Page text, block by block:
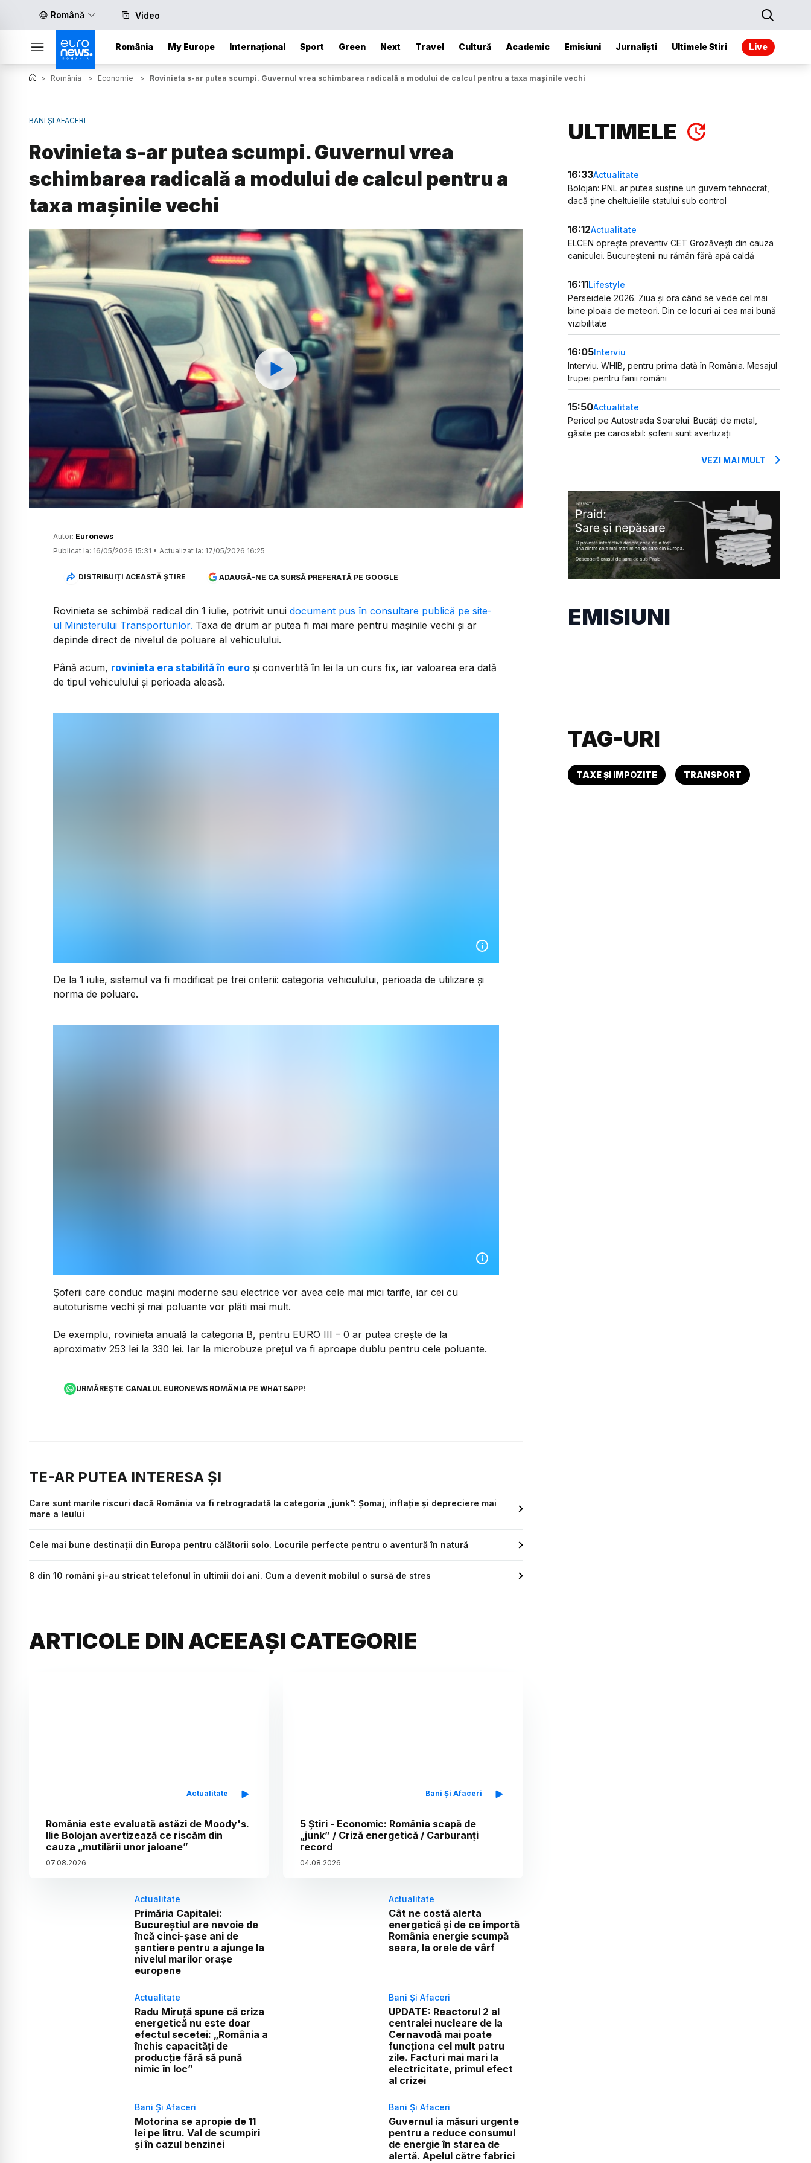
Română Video
România My Europe Internațional Sport Green Next Travel Cultură Academic Emisiuni Jurnaliști Ultimele Stiri Live
> România > Economie > Rovinieta s-ar putea scumpi. Guvernul vrea schimbarea radicală a modului de calcul pentru a taxa mașinile vechi
BANI ȘI AFACERI
Rovinieta s-ar putea scumpi. Guvernul vrea
schimbarea radicală a modului de calcul pentru a
taxa mașinile vechi
Watch
Autor: Euronews
Publicat la: 16/05/2026 15:31 • Actualizat la: 17/05/2026 16:25
DISTRIBUIȚI ACEASTĂ ȘTIRE ADAUGĂ-NE CA SURSĂ PREFERATĂ PE GOOGLE
Rovinieta se schimbă radical din 1 iulie, potrivit unui document pus în consultare publică pe site-
ul Ministerului Transporturilor. Taxa de drum ar putea fi mai mare pentru mașinile vechi și ar
depinde direct de nivelul de poluare al vehiculului.
Până acum, rovinieta era stabilită în euro și convertită în lei la un curs fix, iar valoarea era dată
de tipul vehiculului și perioada aleasă.
De la 1 iulie, sistemul va fi modificat pe trei criterii: categoria vehiculului, perioada de utilizare și
norma de poluare.
Șoferii care conduc mașini moderne sau electrice vor avea cele mai mici tarife, iar cei cu
autoturisme vechi și mai poluante vor plăti mai mult.
De exemplu, rovinieta anuală la categoria B, pentru EURO III – 0 ar putea crește de la
aproximativ 253 lei la 330 lei. Iar la microbuze prețul va fi aproape dublu pentru cele poluante.
URMĂREȘTE CANALUL EURONEWS ROMÂNIA PE WHATSAPP!
TE-AR PUTEA INTERESA ȘI
Care sunt marile riscuri dacă România va fi retrogradată la categoria „junk”: Șomaj, inflație și depreciere mai
mare a leului
Cele mai bune destinații din Europa pentru călătorii solo. Locurile perfecte pentru o aventură în natură
8 din 10 români și-au stricat telefonul în ultimii doi ani. Cum a devenit mobilul o sursă de stres
ARTICOLE DIN ACEEAȘI CATEGORIE
Actualitate
România este evaluată astăzi de Moody's.
Ilie Bolojan avertizează ce riscăm din
cauza „mutilării unor jaloane”
07.08.2026
Bani Și Afaceri
5 Știri - Economic: România scapă de
„junk” / Criză energetică / Carburanți
record
04.08.2026
Actualitate
Primăria Capitalei:
Bucureștiul are nevoie de
încă cinci-șase ani de
șantiere pentru a ajunge la
nivelul marilor orașe
europene
Actualitate
Cât ne costă alerta
energetică și de ce importă
România energie scumpă
seara, la orele de vârf
Actualitate
Radu Miruță spune că criza
energetică nu este doar
efectul secetei: „România a
închis capacități de
producție fără să pună
nimic în loc”
Bani Și Afaceri
UPDATE: Reactorul 2 al
centralei nucleare de la
Cernavodă mai poate
funcționa cel mult patru
zile. Facturi mai mari la
electricitate, primul efect
al crizei
Bani Și Afaceri
Motorina se apropie de 11
lei pe litru. Val de scumpiri
și în cazul benzinei
Bani Și Afaceri
Guvernul ia măsuri urgente
pentru a reduce consumul
de energie în starea de
alertă. Apelul către fabrici
ULTIMELE
16:33Actualitate
Bolojan: PNL ar putea susține un guvern tehnocrat,
dacă ține cheltuielile statului sub control
16:12Actualitate
ELCEN oprește preventiv CET Grozăvești din cauza
caniculei. Bucureștenii nu rămân fără apă caldă
16:11Lifestyle
Perseidele 2026. Ziua și ora când se vede cel mai
bine ploaia de meteori. Din ce locuri ai cea mai bună
vizibilitate
16:05Interviu
Interviu. WHIB, pentru prima dată în România. Mesajul
trupei pentru fanii români
15:50Actualitate
Pericol pe Autostrada Soarelui. Bucăți de metal,
găsite pe carosabil: șoferii sunt avertizați
VEZI MAI MULT
EMISIUNI
TAG-URI
TAXE ȘI IMPOZITE TRANSPORT